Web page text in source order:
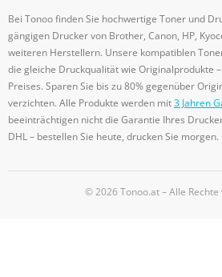
Bei Tonoo finden Sie hochwertige Toner und
gängigen Drucker von Brother, Canon, HP,
weiteren Herstellern. Unsere kompatiblen
die gleiche Druckqualität wie Originalprodukte
Preises. Sparen Sie bis zu 80% gegenüber
verzichten. Alle Produkte werden mit3 Jahren
beeinträchtigen nicht die Garantie Ihres
DHL – bestellen Sie heute, drucken Sie morgen.
© 2026 Tonoo.at – Alle